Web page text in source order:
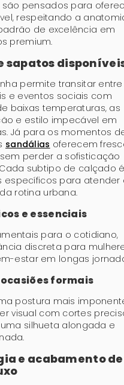
pensados para
respeitando a
de excelência em
premium.
sapatos
permite transitar entre
e eventos sociais com
baixas temperaturas, as
e estilo impecável em
Já para os momentos
sandálias oferecem
perder a sofisticação
subtipo de calçado
específicos para atender
rotina urbana.
e essenciais
para o cotidiano,
discreta para
estar em longas
formais
postura mais
visual com cortes
silhueta alongada e
e acabamento de